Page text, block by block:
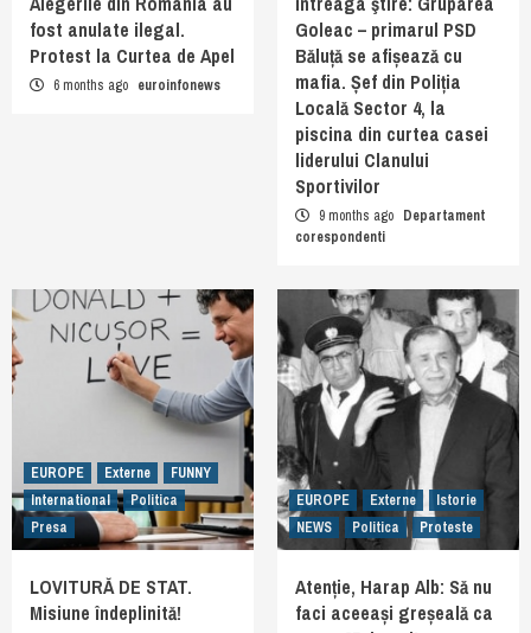
fost anulate ilegal.
Protest la Curtea de Apel
6 months ago euroinfonews
Goleac – primarul PSD
Băluță se afișează cu
mafia. Șef din Poliția
Locală Sector 4, la
piscina din curtea casei
liderului Clanului
Sportivilor
9 months ago Departament
corespondenti
EUROPE Externe
FUNNY
International
Politica
Presa
LOVITURĂ DE STAT.
Misiune îndeplinită!
EUROPE Externe
Istorie
NEWS
Politica Proteste
Atenție, Harap Alb: Să nu
faci aceeași greșeală ca